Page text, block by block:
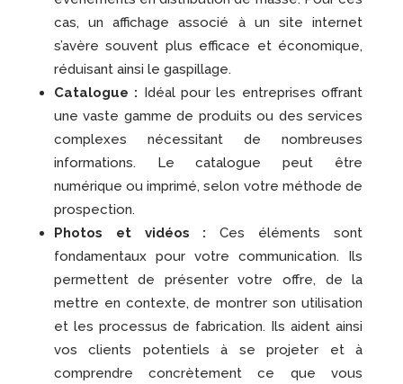
cas, un affichage associé à un site internet
s’avère souvent plus efficace et économique,
réduisant ainsi le gaspillage.
Catalogue : Idéal pour les entreprises offrant
une vaste gamme de produits ou des services
complexes nécessitant de nombreuses
informations. Le catalogue peut être
numérique ou imprimé, selon votre méthode de
prospection.
Photos et vidéos :Ces éléments sont
fondamentaux pour votre communication. Ils
permettent de présenter votre offre, de la
mettre en contexte, de montrer son utilisation
et les processus de fabrication. Ils aident ainsi
vos clients potentiels à se projeter et à
comprendre concrètement ce que vous